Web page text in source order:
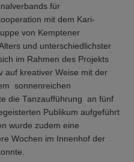
für
mit dem Kari-
von Kemptener
und unterschiedlichster
im Rahmen des Projekts
auf kreativer Weise mit der
sonnenreichen
die Tanzaufführung an fünf
Publikum aufgeführt
wurde zudem eine
Wochen im Innenhof der